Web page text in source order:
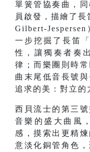
單簧管協奏曲，
員啟發，描繪了
Gilbert-
一步挖掘了長笛
性，讓獨奏者奏
律；而樂團則時
曲末尾低音長號
追求的美：對立的
西貝流士的第三
音樂的盛大曲風
感，摸索出更精
意淡化銅管角色